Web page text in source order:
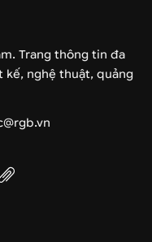
Trang thông tin đa
kế, nghệ thuật, quảng